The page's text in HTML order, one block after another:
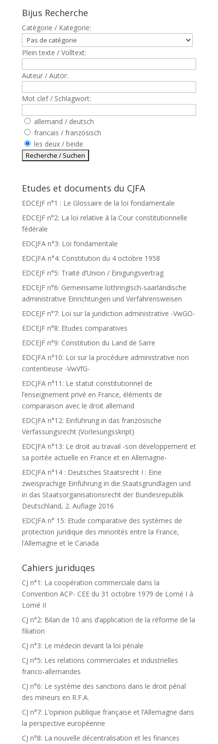
Bijus Recherche
Catègorie / Kategorie:
Plein texte / Volltext:
Auteur / Autor:
Mot clef / Schlagwort:
allemand / deutsch
francais / französisch
les deux / beide
Etudes et documents du CJFA
EDCEJF n°1 : Le Glossaire de la loi fondamentale
EDCEJF n°2: La loi relative à la Cour constitutionnelle
fédérale
EDCJFA n°3: Loi fondamentale
EDCJFA n°4: Constitution du 4 octobre 1958
EDCEJF n°5: Traité d’Union / Einigungsvertrag
EDCEJF n°6: Gemeinsame lothringisch-saarländische
administrative Einrichtungen und Verfahrensweisen
EDCEJF n°7: Loi sur la juridiction administrative -VwGO-
EDCEJF n°8: Etudes comparatives
EDCEJF n°9: Constitution du Land de Sarre
EDCJFA n°10: Loi sur la procédure administrative non
contentieuse -VwVfG-
EDCJFA n°11: Le statut constitutionnel de
l’enseignement privé en France, éléments de
comparaison avec le droit allemand
EDCJFA n°12: Einführung in das französische
Verfassungsrecht (Vorlesungsskript)
EDCJFA n°13: Le droit au travail -son développement et
sa portée actuelle en France et en Allemagne-
EDCJFA n°14 : Deutsches Staatsrecht I : Eine
zweisprachige Einführung in die Staatsgrundlagen und
in das Staatsorganisationsrecht der Bundesrepublik
Deutschland, 2. Auflage 2016
EDCJFA n° 15: Etude comparative des systèmes de
protection juridique des minorités entre la France,
l’Allemagne et le Canada
Cahiers juriduqes
CJ n°1: La coopération commerciale dans la
Convention ACP- CEE du 31 octobre 1979 de Lomé I à
Lomé II
CJ n°2: Bilan de 10 ans d’application de la réforme de la
filiation
CJ n°3: Le médecin devant la loi pénale
CJ n°5: Les relations commerciales et industrielles
franco-allemandes
CJ n°6: Le système des sanctions dans le droit pénal
des mineurs en R.F.A.
CJ n°7: L’opinion publique française et l’Allemagne dans
la perspective européenne
CJ n°8: La nouvelle décentralisation et les finances